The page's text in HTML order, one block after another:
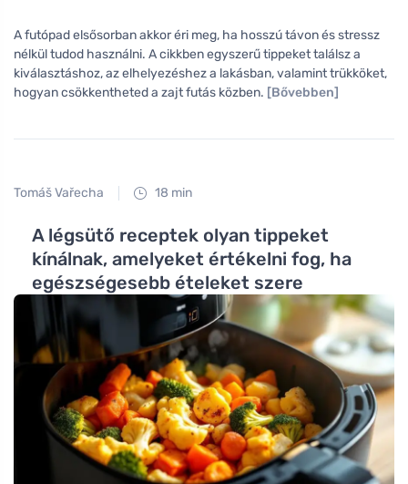
A futópad elsősorban akkor éri meg, ha hosszú távon és stressz
nélkül tudod használni. A cikkben egyszerű tippeket találsz a
kiválasztáshoz, az elhelyezéshez a lakásban, valamint trükköket,
hogyan csökkentheted a zajt futás közben. [Bővebben]
Tomáš Vařecha 18 min
A légsütő receptek olyan tippeket
kínálnak, amelyeket értékelni fog, ha
egészségesebb ételeket szere